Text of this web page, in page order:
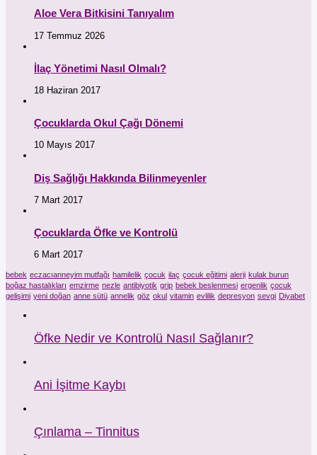
Aloe Vera Bitkisini Tanıyalım
17 Temmuz 2026
İlaç Yönetimi Nasıl Olmalı?
18 Haziran 2017
Çocuklarda Okul Çağı Dönemi
10 Mayıs 2017
Diş Sağlığı Hakkında Bilinmeyenler
7 Mart 2017
Çocuklarda Öfke ve Kontrolü
6 Mart 2017
bebek eczacıanneyim mutfağı hamilelik çocuk ilaç çocuk eğitimi alerji kulak burun
boğaz hastalıkları emzirme nezle antibiyotik grip bebek beslenmesi ergenlik çocuk
gelişimi yeni doğan anne sütü annelik göz okul vitamin evlilik depresyon sevgi Diyabet
Öfke Nedir ve Kontrolü Nasıl Sağlanır?
Ani İşitme Kaybı
Çınlama – Tinnitus